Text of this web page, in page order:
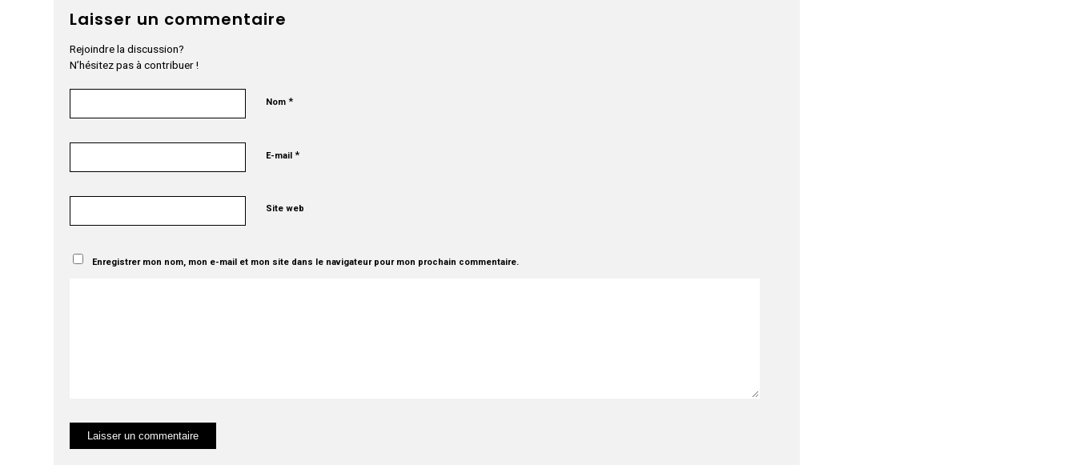
Laisser un commentaire
Rejoindre la discussion?
N’hésitez pas à contribuer !
Nom*
E-mail*
Site web
Enregistrer mon nom, mon e-mail et mon site dans le navigateur pour mon prochain commentaire.